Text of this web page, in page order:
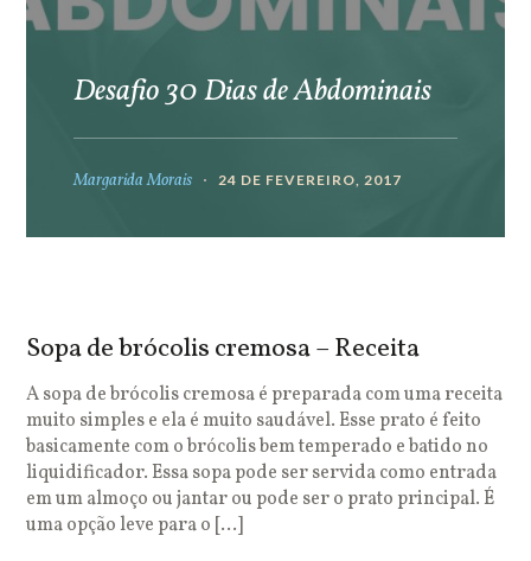
Desafio 30 Dias de Abdominais
Margarida Morais 24 DE FEVEREIRO, 2017
Sopa de brócolis cremosa – Receita
A sopa de brócolis cremosa é preparada com uma receita
muito simples e ela é muito saudável. Esse prato é feito
basicamente com o brócolis bem temperado e batido no
liquidificador. Essa sopa pode ser servida como entrada
em um almoço ou jantar ou pode ser o prato principal. É
uma opção leve para o […]